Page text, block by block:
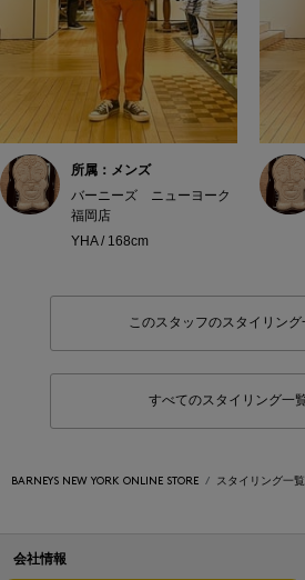
所属：メンズ
バーニーズ ニューヨーク
福岡店
YHA / 168cm
このスタッフのスタイリング
すべてのスタイリング一
BARNEYS NEW YORK ONLINE STORE スタイリング一覧
会社情報